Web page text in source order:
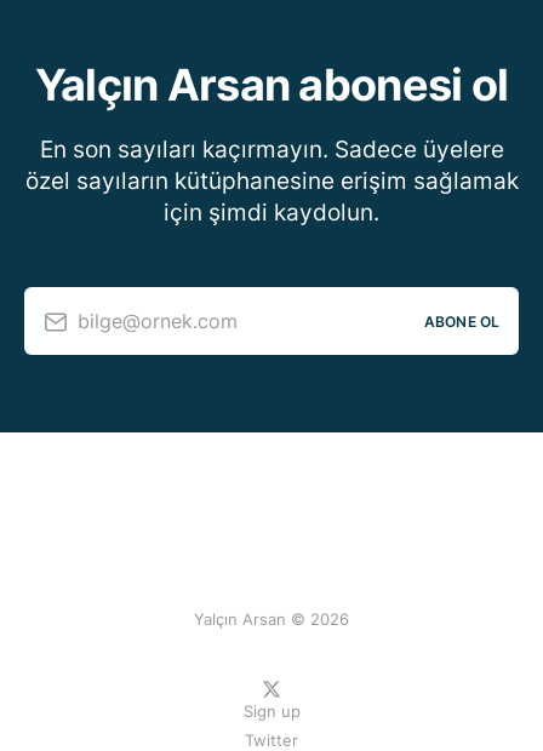
Yalçın Arsan abonesi ol
En son sayıları kaçırmayın. Sadece üyelere
özel sayıların kütüphanesine erişim sağlamak
için şimdi kaydolun.
bilge@ornek.com ABONE OL
Yalçın Arsan © 2026
Sign up
Twitter